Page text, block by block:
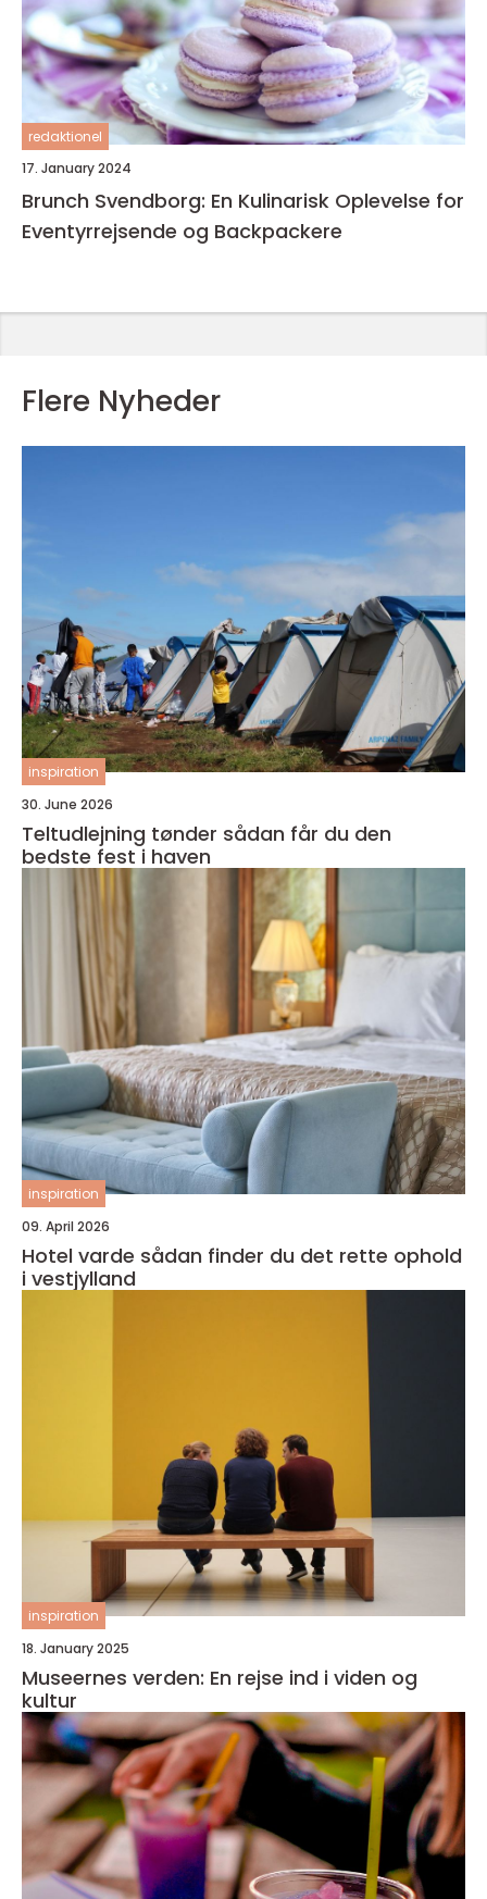
redaktionel
17. January 2024
Brunch Svendborg: En Kulinarisk Oplevelse for
Eventyrrejsende og Backpackere
Flere Nyheder
inspiration
30. June 2026
Teltudlejning tønder sådan får du den
bedste fest i haven
inspiration
09. April 2026
Hotel varde sådan finder du det rette ophold
i vestjylland
inspiration
18. January 2025
Museernes verden: En rejse ind i viden og
kultur